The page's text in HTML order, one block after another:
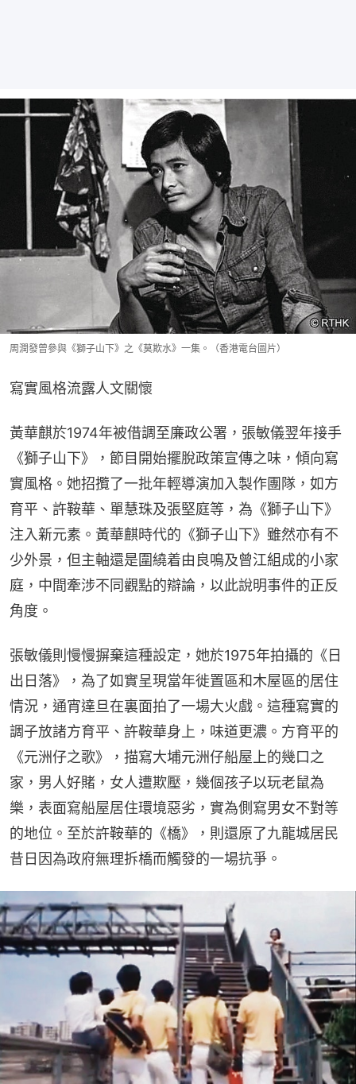
周潤發曾參與《獅子山下》之《莫欺水》一集。（香港電台圖片）
寫實風格流露人文關懷
黃華麒於1974年被借調至廉政公署，張敏儀翌年接手
《獅子山下》，節目開始擺脫政策宣傳之味，傾向寫
實風格。她招攬了一批年輕導演加入製作團隊，如方
育平、許鞍華、單慧珠及張堅庭等，為《獅子山下》
注入新元素。黃華麒時代的《獅子山下》雖然亦有不
少外景，但主軸還是圍繞着由良鳴及曾江組成的小家
庭，中間牽涉不同觀點的辯論，以此說明事件的正反
角度。
張敏儀則慢慢摒棄這種設定，她於1975年拍攝的《日
出日落》，為了如實呈現當年徙置區和木屋區的居住
情況，通宵達旦在裏面拍了一場大火戲。這種寫實的
調子放諸方育平、許鞍華身上，味道更濃。方育平的
《元洲仔之歌》，描寫大埔元洲仔船屋上的幾口之
家，男人好賭，女人遭欺壓，幾個孩子以玩老鼠為
樂，表面寫船屋居住環境惡劣，實為側寫男女不對等
的地位。至於許鞍華的《橋》，則還原了九龍城居民
昔日因為政府無理拆橋而觸發的一場抗爭。